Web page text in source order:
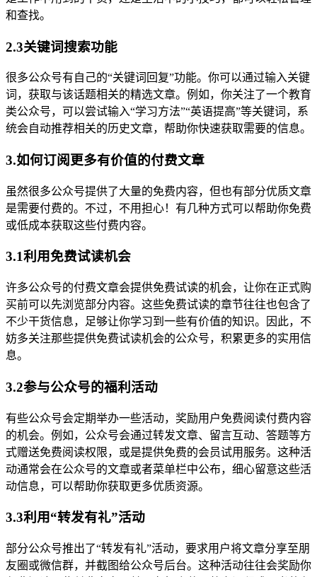
和查找。
2.3关键词搜索功能
很多公众号有自己的“关键词回复”功能。你可以通过输入关键
词，获取与该话题相关的精选文章。例如，你关注了一个教育
类公众号，可以尝试输入“学习方法”“英语提高”等关键词，系
统会自动推荐相关的历史文章，帮助你快速获取需要的信息。
3.如何订阅更多有价值的付费文章
虽然很多公众号提供了大量的免费内容，但也有部分优质文章
是需要付费的。不过，不用担心！有几种方式可以帮助你免费
或低成本获取这些付费内容。
3.1利用免费试读机会
许多公众号的付费文章会提供免费试读的机会，让你在正式购
买前可以先浏览部分内容。这些免费试读的章节往往也包含了
不少干货信息，足够让你学习到一些有价值的知识。因此，不
妨多关注那些提供免费试读机会的公众号，积累更多的实用信
息。
3.2参与公众号的福利活动
有些公众号会定期举办一些活动，奖励用户免费阅读付费内容
的机会。例如，公众号会通过转发文章、留言互动、答题等方
式赠送免费阅读权限，或是提供免费的会员试用服务。这种活
动通常会在公众号的文章或者菜单栏中公布，细心留意这些活
动信息，可以帮助你获取更多优质资源。
3.3利用“转发有礼”活动
部分公众号推出了“转发有礼”活动，要求用户将文章分享至朋
友圈或微信群，并截图给公众号后台。这种活动往往会奖励你